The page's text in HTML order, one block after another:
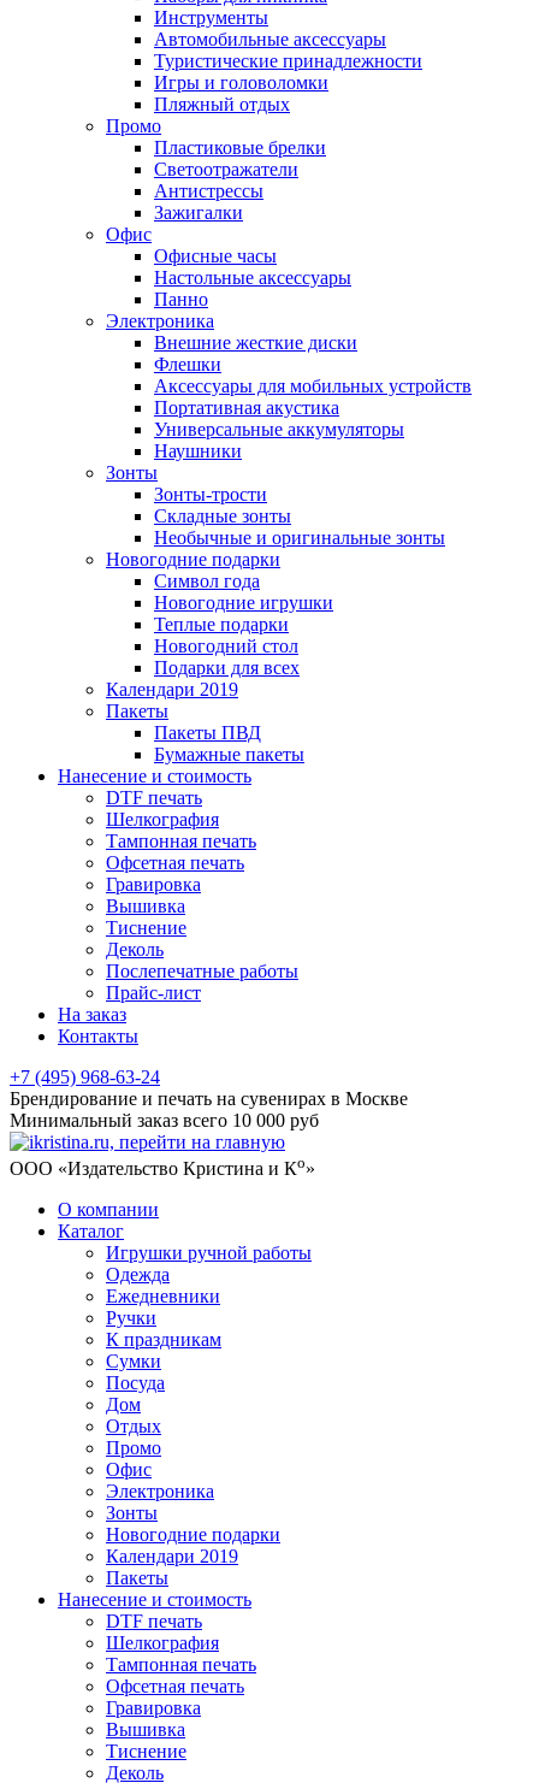
Инструменты
Автомобильные аксессуары
Туристические принадлежности
Игры и головоломки
Пляжный отдых
Промо
Пластиковые брелки
Светоотражатели
Антистрессы
Зажигалки
Офис
Офисные часы
Настольные аксессуары
Панно
Электроника
Внешние жесткие диски
Флешки
Аксессуары для мобильных устройств
Портативная акустика
Универсальные аккумуляторы
Наушники
Зонты
Зонты-трости
Складные зонты
Необычные и оригинальные зонты
Новогодние подарки
Символ года
Новогодние игрушки
Теплые подарки
Новогодний стол
Подарки для всех
Календари 2019
Пакеты
Пакеты ПВД
Бумажные пакеты
Нанесение и стоимость
DTF печать
Шелкография
Тампонная печать
Офсетная печать
Гравировка
Вышивка
Тиснение
Деколь
Послепечатные работы
Прайс-лист
На заказ
Контакты
+7 (495) 968-63-24
Брендирование и печать на сувенирах в Москве
Минимальный заказ всего 10 000 руб
ООО «Издательство Кристина и Ко»
О компании
Каталог
Игрушки ручной работы
Одежда
Ежедневники
Ручки
К праздникам
Сумки
Посуда
Дом
Отдых
Промо
Офис
Электроника
Зонты
Новогодние подарки
Календари 2019
Пакеты
Нанесение и стоимость
DTF печать
Шелкография
Тампонная печать
Офсетная печать
Гравировка
Вышивка
Тиснение
Деколь